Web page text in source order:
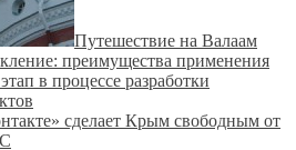
Путешествие на Валаам
преимущества применения
в процессе разработки